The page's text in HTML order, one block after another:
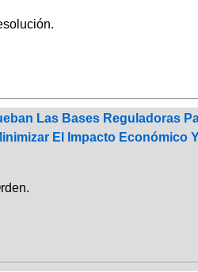
Las Bases Reguladoras
El Impacto Económico